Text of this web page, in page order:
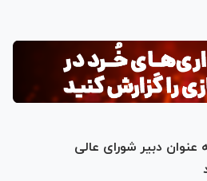
عنوان دبیر شورای عالی